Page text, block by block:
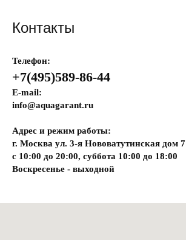
Контакты
Телефон:
+7(495)589-86-44
E-mail:
info@aquagarant.ru
Адрес и режим работы:
г. Москва ул. 3-я Нововатутинская дом 7
с 10:00 до 20:00, суббота 10:00 до 18:00
Воскресенье - выходной